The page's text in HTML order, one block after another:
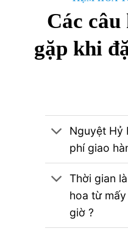
Các
gặp khi
Nguyệt Hỷ
phí giao
Thời gian
hoa từ
giờ ?